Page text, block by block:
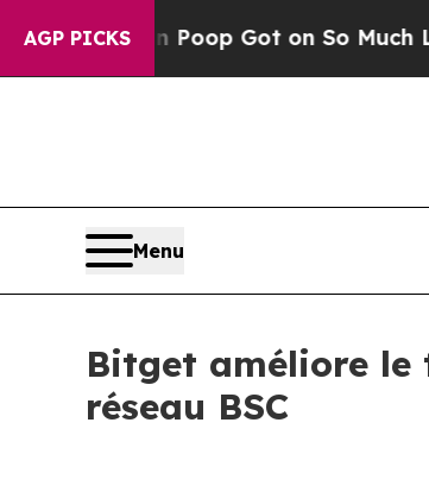
AGP PICKS
Poop Got on So Much Lettuce
Menu
Bitget améliore le
réseau BSC